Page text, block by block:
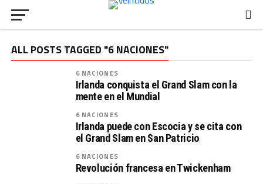
ALL POSTS TAGGED "6 NACIONES"
6 NACIONES
Irlanda conquista el Grand Slam con la
mente en el Mundial
6 NACIONES
Irlanda puede con Escocia y se cita con
el Grand Slam en San Patricio
6 NACIONES
Revolución francesa en Twickenham